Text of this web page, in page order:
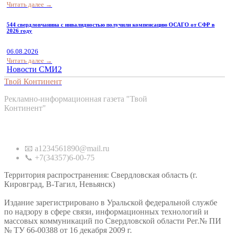
Читать далее →
544 свердловчанина с инвалидностью получили компенсацию ОСАГО от СФР в
2026 году
06.08.2026
Читать далее →
Новости СМИ2
Твой Континент
Рекламно-информационная газета "Твой
Континент"
📧 a1234561890@mail.ru
📞 +7(34357)6-00-75
Территория распространения: Свердловская область (г.
Кировград, В-Тагил, Невьянск)
Издание зарегистрировано в Уральской федеральной службе
по надзору в сфере связи, информационных технологий и
массовых коммуникаций по Свердловской области Рег.№ ПИ
№ ТУ 66-00388 от 16 декабря 2009 г.